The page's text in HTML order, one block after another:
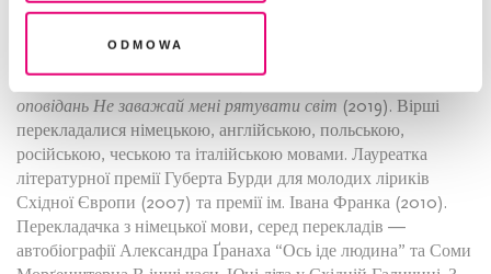
Odmowa
філологічний факультет Івано-Франківського педагогічного
Політ на повітряній кулі(2015),Екзофонія
оповідань Не заважай мені рятувати світ (2019). Вірші
перекладалися німецькою, англійською, польською,
російською, чеською та італійською мовами. Лауреатка
літературної премії Губерта Бурди для молодих ліриків
Східної Європи (2007) та премії ім. Івана Франка (2010).
Перекладачка з німецької мови, серед перекладів —
автобіографії Александра Ґранаха “Ось іде людина” та Соми